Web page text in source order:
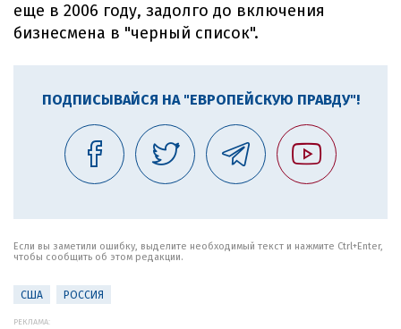
еще в 2006 году, задолго до включения
бизнесмена в "черный список".
ПОДПИСЫВАЙСЯ НА "ЕВРОПЕЙСКУЮ ПРАВДУ"!
Если вы заметили ошибку, выделите необходимый текст и нажмите Ctrl+Enter,
чтобы сообщить об этом редакции.
США РОССИЯ
РЕКЛАМА: